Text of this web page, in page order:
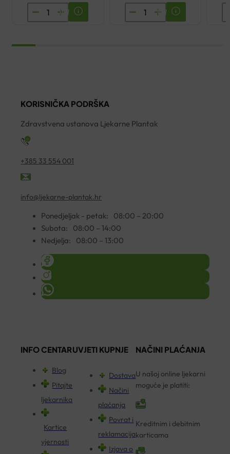
SKINTEGRA
LUMION
A-
DERMA
KORISNIČKA PODRŠKA
Zdravstvena ustanova Ljekarne Plantak
+385 33 554 001
info@ljekarne-plantak.hr
Ponedjeljak - petak:
08:00 – 20:00
Subota:
08:00 – 14:00
Nedjelja:
08:00 – 13:00
INFO CENTAR
Blog
Pitajte
ljekarnika
Kartice
vjernosti
UVJETI KUPNJE
Dostava
Načini
plaćanja
Povrat i
reklamacija
Izjava o
NAČINI PLAĆANJA
U našoj online ljekarni
moguće je platiti:
Kreditnim i debitnim
karticama